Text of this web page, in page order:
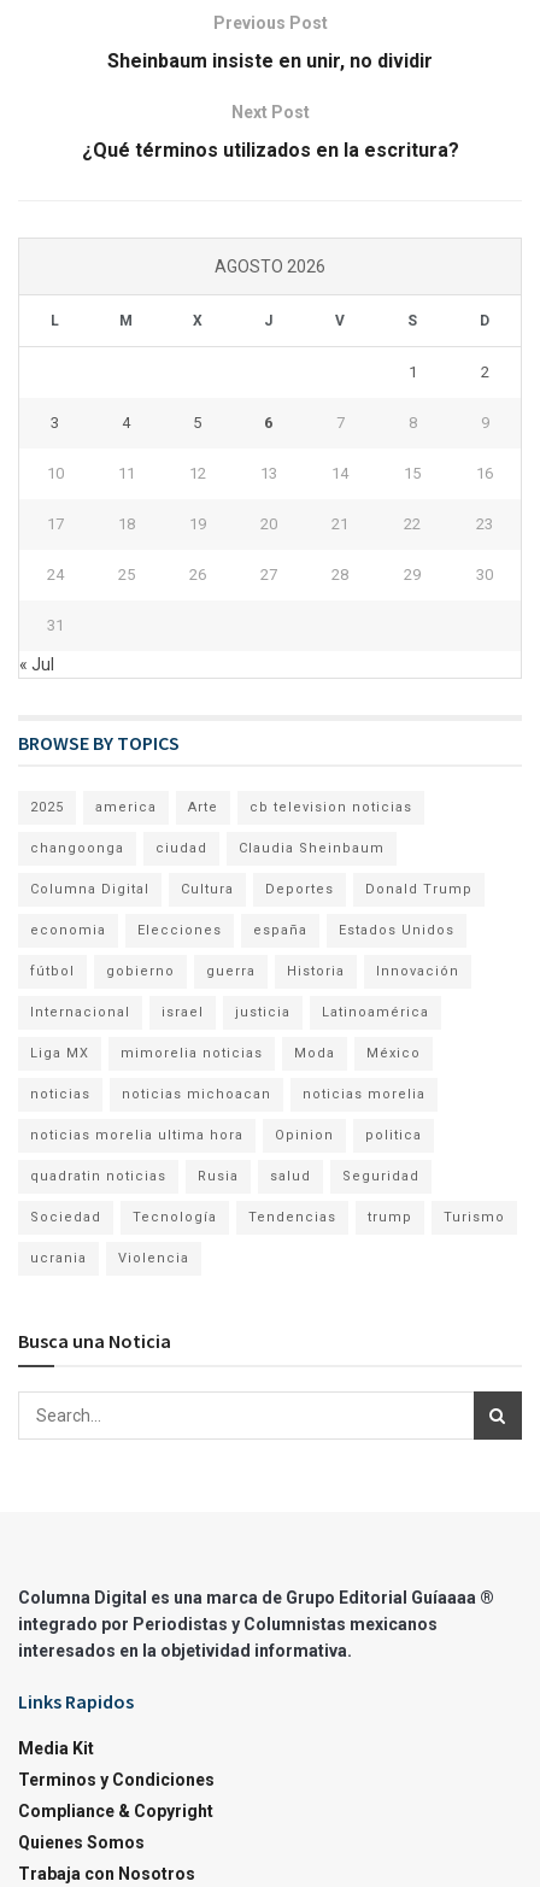
Previous Post
Sheinbaum insiste en unir, no dividir
Next Post
¿Qué términos utilizados en la escritura?
AGOSTO 2026
L M X J V S D
1 2
3 4 5 6 7 8 9
10 11 12 13 14 15 16
17 18 19 20 21 22 23
24 25 26 27 28 29 30
31
« Jul
BROWSE BY TOPICS
2025 america Arte cb television noticias
changoonga ciudad Claudia Sheinbaum
Columna Digital Cultura Deportes Donald Trump
economia Elecciones españa Estados Unidos
fútbol gobierno guerra Historia Innovación
Internacional israel justicia Latinoamérica
Liga MX mimorelia noticias Moda México
noticias noticias michoacan noticias morelia
noticias morelia ultima hora Opinion politica
quadratin noticias Rusia salud Seguridad
Sociedad Tecnología Tendencias trump Turismo
ucrania Violencia
Busca una Noticia
Columna Digital es una marca de Grupo Editorial Guíaaaa ®
integrado por Periodistas y Columnistas mexicanos
interesados en la objetividad informativa.
Links Rapidos
Media Kit
Terminos y Condiciones
Compliance & Copyright
Quienes Somos
Trabaja con Nosotros